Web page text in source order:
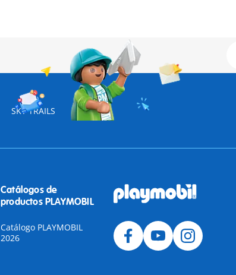
SKY TRAILS
Catálogos de
productos PLAYMOBIL
Catálogo PLAYMOBIL
2026